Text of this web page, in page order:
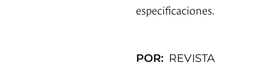
especificaciones.
POR: REVISTA